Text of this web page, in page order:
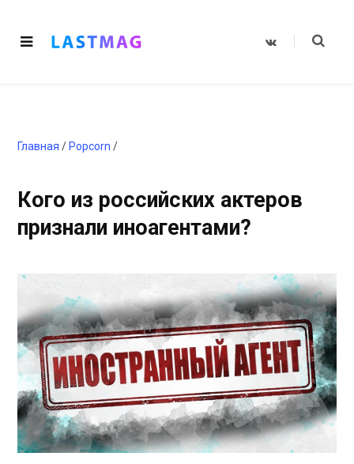
V
Главная / Popcorn /
Кого из российских актеров
признали иноагентами?